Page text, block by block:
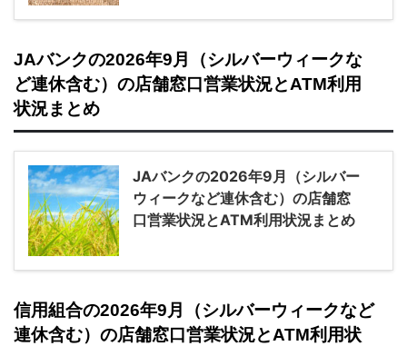
JAバンクの2026年9月（シルバーウィークな
ど連休含む）の店舗窓口営業状況とATM利用
状況まとめ
JAバンクの2026年9月（シルバー
ウィークなど連休含む）の店舗窓
口営業状況とATM利用状況まとめ
信用組合の2026年9月（シルバーウィークなど
連休含む）の店舗窓口営業状況とATM利用状